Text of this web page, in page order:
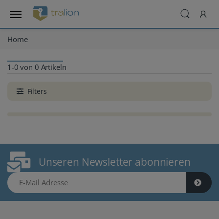
Home
1-0 von 0 Artikeln
Filters
Unseren Newsletter abonnieren
E-Mail Adresse